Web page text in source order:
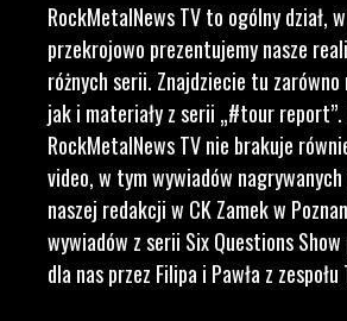
RockMetalNews TV to ogólny dział,
przekrojowo prezentujemy nasze
różnych serii. Znajdziecie tu
jak i materiały z serii „#tour report”.
RockMetalNews TV nie brakuje
video, w tym wywiadów
naszej redakcji w CK Zamek w
wywiadów z serii Six Questions
dla nas przez Filipa i Pawła z